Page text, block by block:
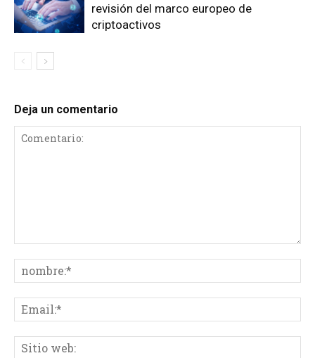
revisión del marco europeo de
criptoactivos
Deja un comentario